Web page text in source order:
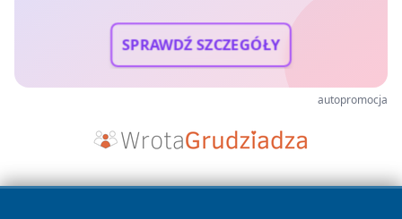
SPRAWDŹ SZCZEGÓŁY
autopromocja